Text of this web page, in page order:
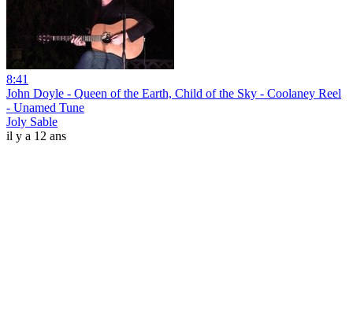
8:41
John Doyle - Queen of the Earth, Child of the Sky - Coolaney Reel
- Unamed Tune
Joly Sable
il y a 12 ans